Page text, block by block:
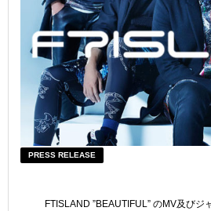
PRESS RELEASE
FTISLAND ”BEAUTIFUL” のMV及びジ